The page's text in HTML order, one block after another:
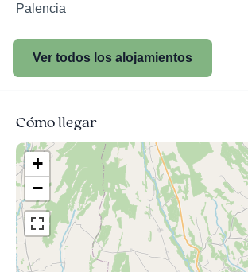
Palencia
Ver todos los alojamientos
Cómo llegar
+
−